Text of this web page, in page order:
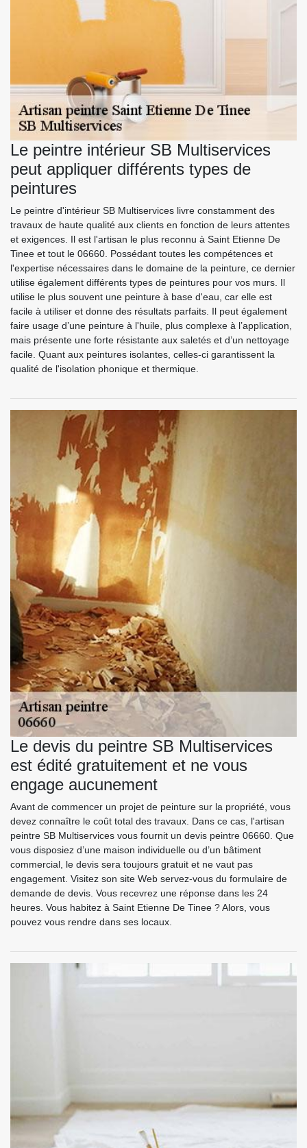
Le peintre intérieur SB Multiservices
peut appliquer différents types de
peintures
Le peintre d'intérieur SB Multiservices livre constamment des
travaux de haute qualité aux clients en fonction de leurs attentes
et exigences. Il est l'artisan le plus reconnu à Saint Etienne De
Tinee et tout le 06660. Possédant toutes les compétences et
l'expertise nécessaires dans le domaine de la peinture, ce dernier
utilise également différents types de peintures pour vos murs. Il
utilise le plus souvent une peinture à base d'eau, car elle est
facile à utiliser et donne des résultats parfaits. Il peut également
faire usage d’une peinture à l'huile, plus complexe à l’application,
mais présente une forte résistante aux saletés et d’un nettoyage
facile. Quant aux peintures isolantes, celles-ci garantissent la
qualité de l'isolation phonique et thermique.
Le devis du peintre SB Multiservices
est édité gratuitement et ne vous
engage aucunement
Avant de commencer un projet de peinture sur la propriété, vous
devez connaître le coût total des travaux. Dans ce cas, l'artisan
peintre SB Multiservices vous fournit un devis peintre 06660. Que
vous disposiez d’une maison individuelle ou d’un bâtiment
commercial, le devis sera toujours gratuit et ne vaut pas
engagement. Visitez son site Web servez-vous du formulaire de
demande de devis. Vous recevrez une réponse dans les 24
heures. Vous habitez à Saint Etienne De Tinee ? Alors, vous
pouvez vous rendre dans ses locaux.